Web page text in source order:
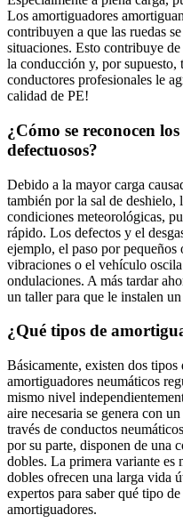
Los amortiguadores
contribuyen a que las ruedas
situaciones. Esto contribuye
la conducción y, por supuesto,
conductores profesionales le
calidad de PE!
¿Cómo se reconocen
defectuosos?
Debido a la mayor carga
también por la sal de deshielo,
condiciones meteorológicas,
rápido. Los defectos y el
ejemplo, el paso por pequeños
vibraciones o el vehículo
ondulaciones. A más tardar
un taller para que le instalen
¿Qué tipos de
Básicamente, existen dos
amortiguadores neumáticos
mismo nivel
aire necesaria se genera con
través de conductos
por su parte, disponen de una
dobles. La primera variante es
dobles ofrecen una larga vida
expertos para saber qué tipo
amortiguadores.